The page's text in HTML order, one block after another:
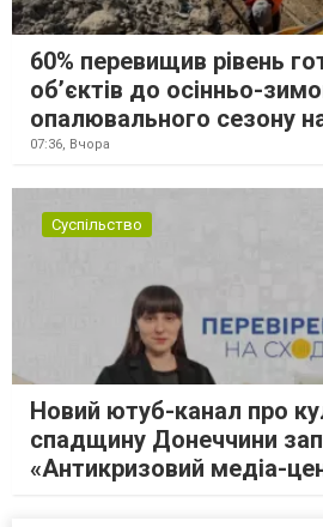
60% перевищив рівень
об’єктів до осінньо-
опалювального сезону
07:36, Вчора
Суспільство
Новий ютуб-канал про
спадщину Донеччини
«Антикризовий медіа-